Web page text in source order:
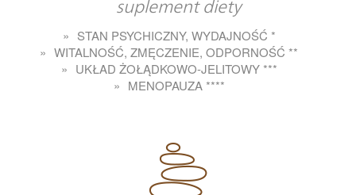
suplement diety
STAN PSYCHICZNY, WYDAJNOŚĆ *
WITALNOŚĆ, ZMĘCZENIE, ODPORNOŚĆ **
UKŁAD ŻOŁĄDKOWO-JELITOWY ***
MENOPAUZA ****